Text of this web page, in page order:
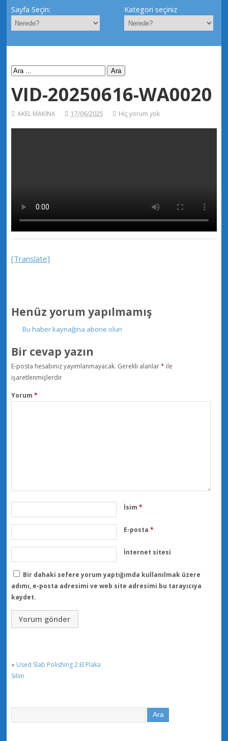
Sayfa Seçin: Kategori seçiniz
VID-20250616-WA0020
AKEL MAKİNA 17/06/2025 Hiç yorum yok
[Translate]
Henüz yorum yapılmamış
Bu haber kaynağına abone olun
Bir cevap yazın
E-posta hesabınız yayımlanmayacak. Gerekli alanlar* ile
işaretlenmişlerdir
Yorum *
İsim *
E-posta *
İnternet sitesi
Bir dahaki sefere yorum yaptığımda kullanılmak üzere
adımı, e-posta adresimi ve web site adresimi bu tarayıcıya
kaydet.
« Used Slab Polishing 2.El Plaka
Silim